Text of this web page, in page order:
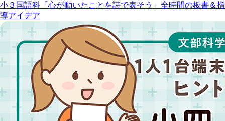
小３国語科「心が動いたことを詩で表そう」全時間の板書＆指
導アイデア